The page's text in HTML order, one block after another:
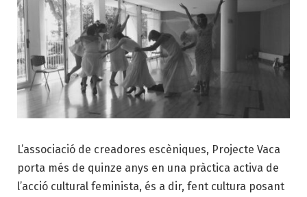
L’associació de creadores escèniques, Projecte Vaca
porta més de quinze anys en una pràctica activa de
l’acció cultural feminista, és a dir, fent cultura posant